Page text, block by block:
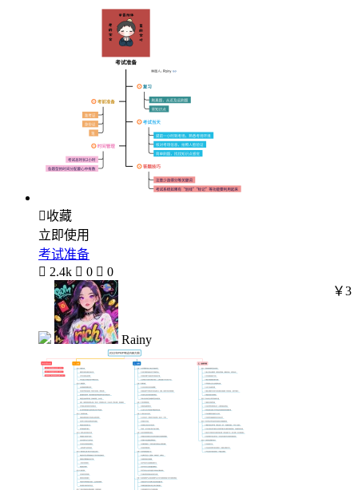
收藏
立即使用
考试准备
 2.4k  0  0
Rainy
￥3